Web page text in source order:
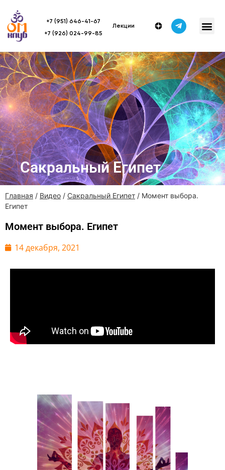
+7 (951) 646-41-67
+7 (926) 024-99-85
Лекции
Сакральный Египет
Главная / Видео / Сакральный Египет / Момент выбора.
Египет
Момент выбора. Египет
14 декабря, 2021